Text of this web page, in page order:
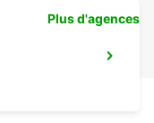
Plus d'agences